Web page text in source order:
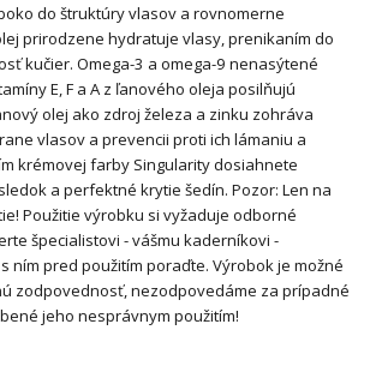
do štruktúry vlasov a rovnomerne
prirodzene hydratuje vlasy, prenikaním do
kučier. Omega-3 a omega-9 nenasýtené
E, F a A z ľanového oleja posilňujú
olej ako zdroj železa a zinku zohráva
vlasov a prevencii proti ich lámaniu a
krémovej farby Singularity dosiahnete
a perfektné krytie šedín. Pozor: Len na
Použitie výrobku si vyžaduje odborné
špecialistovi - vášmu kaderníkovi -
ním pred použitím poraďte. Výrobok je možné
zodpovednosť, nezodpovedáme za prípadné
jeho nesprávnym použitím!